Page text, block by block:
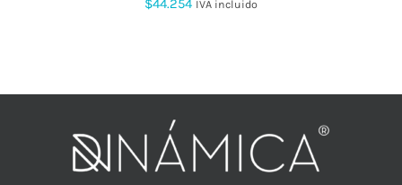
$44.254 IVA incluido